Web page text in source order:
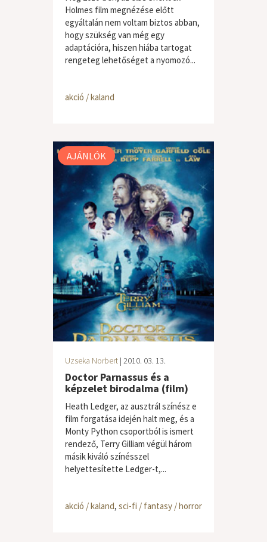
Holmes film megnézése előtt
egyáltalán nem voltam biztos abban,
hogy szükség van még egy
adaptációra, hiszen hiába tartogat
rengeteg lehetőséget a nyomozó...
akció / kaland
AJÁNLÓK
Uzseka Norbert | 2010. 03. 13.
Doctor Parnassus és a
képzelet birodalma (film)
Heath Ledger, az ausztrál színész e
film forgatása idején halt meg, és a
Monty Python csoportból is ismert
rendező, Terry Gilliam végül három
másik kiváló színésszel
helyettesítette Ledger-t,...
akció / kaland, sci-fi / fantasy / horror